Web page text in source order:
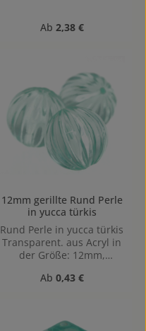
Regulärer Preis:
Ab 2,38 €
12mm gerillte Rund Perle
in yucca türkis
Rund Perle in yucca türkis
Transparent. aus Acryl in
der Größe: 12mm,
oben nach unten)
Regulärer Preis:
Ab 0,43 €